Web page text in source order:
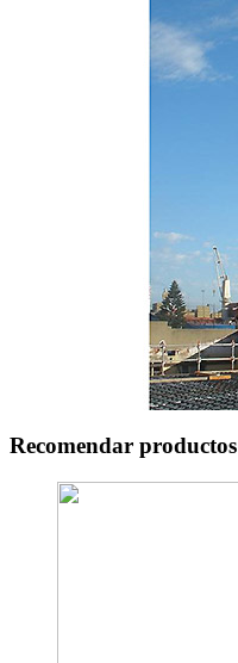
Recomendar productos